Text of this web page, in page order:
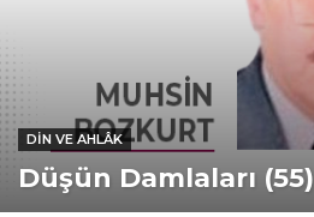
DIN VE AHLÂK
Düşün Damlaları (55)